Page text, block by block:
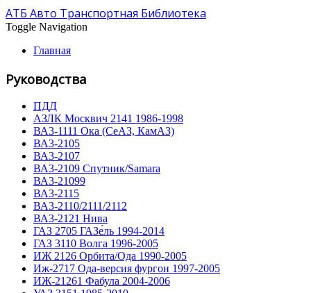
АТБ Авто Транспортная Библиотека
Toggle Navigation
Главная
Руководства
ПДД
АЗЛК Москвич 2141 1986-1998
ВА3-1111 Ока (СеАЗ, КамАЗ)
ВА3-2105
ВА3-2107
ВА3-2109 Спутник/Samara
ВА3-21099
ВА3-2115
ВА3-2110/2111/2112
ВА3-2121 Нива
ГАЗ 2705 ГАЗе́ль 1994-2014
ГАЗ 3110 Волга 1996-2005
ИЖ 2126 Орбита/Ода 1990-2005
Иж-2717 Ода-версия фургон 1997-2005
ИЖ-21261 Фабула 2004-2006